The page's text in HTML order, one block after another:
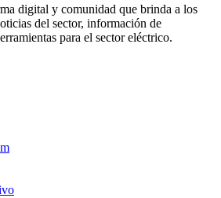
digital y comunidad que brinda a los
del sector, información de
para el sector eléctrico.